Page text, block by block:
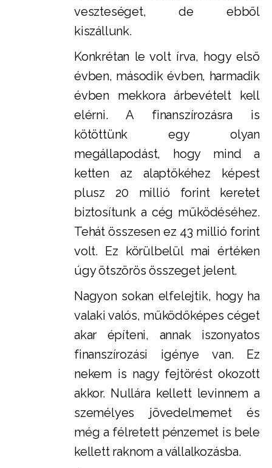
veszteséget, de ebből
kiszállunk.
Konkrétan le volt írva, hogy első
évben, második évben, harmadik
évben mekkora árbevételt kell
elérni. A finanszírozásra is
kötöttünk egy olyan
megállapodást, hogy mind a
ketten az alaptőkéhez képest
plusz 20 millió forint keretet
biztosítunk a cég működéséhez.
Tehát összesen ez 43 millió forint
volt. Ez körülbelül mai értéken
úgy ötszörös összeget jelent.
Nagyon sokan elfelejtik, hogy ha
valaki valós, működőképes céget
akar építeni, annak iszonyatos
finanszírozási igénye van. Ez
nekem is nagy fejtörést okozott
akkor. Nullára kellett levinnem a
személyes jövedelmemet és
még a félretett pénzemet is bele
kellett raknom a vállalkozásba.